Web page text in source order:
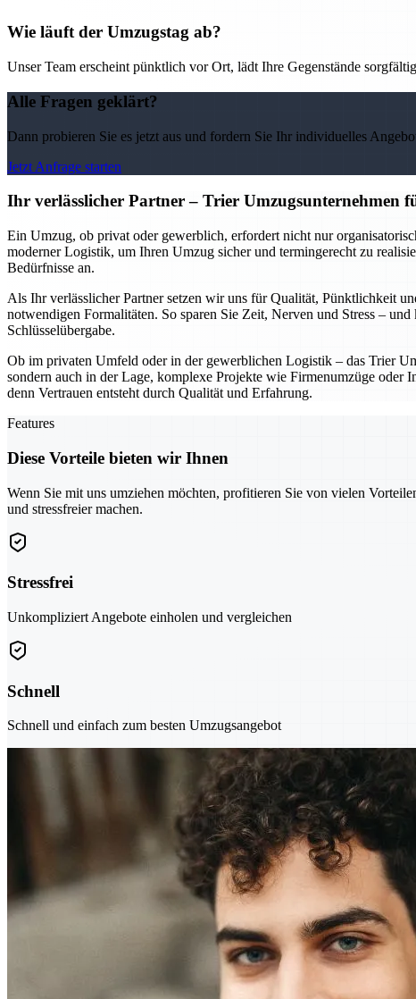
Wie läuft der Umzugstag ab?
Unser Team erscheint pünktlich vor Ort, lädt Ihre Gegenstände
Alle Fragen geklärt?
Dann probieren Sie es jetzt aus und fordern Sie Ihr individuelles
Jetzt Anfrage starten
Ihr verlässlicher Partner – Trier Umzugsunternehmen
Ein Umzug, ob privat oder gewerblich, erfordert nicht nur
moderner Logistik, um Ihren Umzug sicher und termingerecht zu
Bedürfnisse an.
Als Ihr verlässlicher Partner setzen wir uns für Qualität, Pünktlichkeit
notwendigen Formalitäten. So sparen Sie Zeit, Nerven und Stress –
Schlüsselübergabe.
Ob im privaten Umfeld oder in der gewerblichen Logistik – das Trier
sondern auch in der Lage, komplexe Projekte wie Firmenumzüge oder
denn Vertrauen entsteht durch Qualität und Erfahrung.
Features
Diese Vorteile bieten wir Ihnen
Wenn Sie mit uns umziehen möchten, profitieren Sie von vielen
und stressfreier machen.
Stressfrei
Unkompliziert Angebote einholen und vergleichen
Schnell
Schnell und einfach zum besten Umzugsangebot